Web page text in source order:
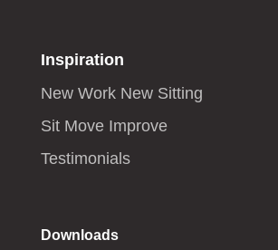
Inspiration
New Work New Sitting
Sit Move Improve
Testimonials
Downloads